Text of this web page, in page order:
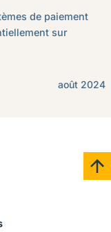
de paiement
sur
août 2024